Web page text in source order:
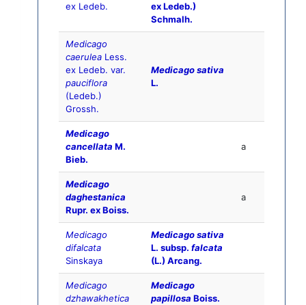
ex Ledeb.
ex Ledeb.)
Schmalh.
Medicago
caerulea Less.
ex Ledeb. var.
pauciflora
(Ledeb.)
Grossh.
Medicago sativa
L.
Medicago
cancellata M.
Bieb.
a
Medicago
daghestanica
Rupr. ex Boiss.
a
Medicago
difalcata
Sinskaya
Medicago sativa
L. subsp. falcata
(L.) Arcang.
Medicago
dzhawakhetica
Medicago
papillosa Boiss.